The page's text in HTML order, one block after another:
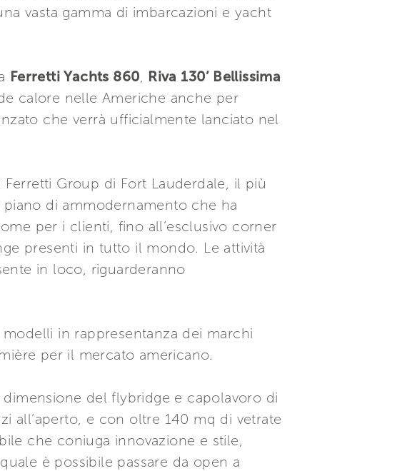
vasta gamma di imbarcazioni e yacht
Ferretti Yachts 860, Riva 130’ Bellissima
calore nelle Americhe anche per
che verrà ufficialmente lanciato nel
Group di Fort Lauderdale, il più
di ammodernamento che ha
per i clienti, fino all’esclusivo corner
presenti in tutto il mondo. Le attività
in loco, riguarderanno
in rappresentanza dei marchi
per il mercato americano.
dimensione del flybridge e capolavoro di
all’aperto, e con oltre 140 mq di vetrate
che coniuga innovazione e stile,
è possibile passare da open a